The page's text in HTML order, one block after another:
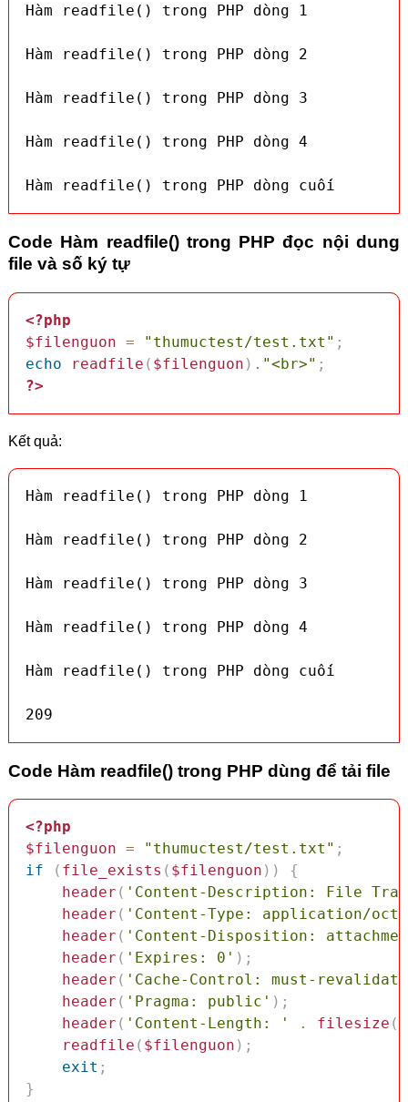
Hàm readfile() trong PHP dòng 1
Hàm readfile() trong PHP dòng 2
Hàm readfile() trong PHP dòng 3
Hàm readfile() trong PHP dòng 4
Hàm readfile() trong PHP dòng cuối
Code Hàm readfile() trong PHP đọc nội dung
file và số ký tự
<?php
$filenguon = "thumuctest/test.txt" ;
echo
readfile ( $filenguon ) . "<br>" ;
?>
Kết quả:
Hàm readfile() trong PHP dòng 1
Hàm readfile() trong PHP dòng 2
Hàm readfile() trong PHP dòng 3
Hàm readfile() trong PHP dòng 4
Hàm readfile() trong PHP dòng cuối
209
Code Hàm readfile() trong PHP dùng để tải file
<?php
$filenguon = "thumuctest/test.txt" ;
if
( file_exists ( $filenguon ) )
{
header ( 'Content-Description: File
header ( 'Content-Type: application/
header ( 'Content-Disposition:
header ( 'Expires: 0' ) ;
header ( 'Cache-Control: must-
header ( 'Pragma: public' ) ;
header ( 'Content-Length: ' . filesize (
readfile ( $filenguon ) ;
exit ;
}